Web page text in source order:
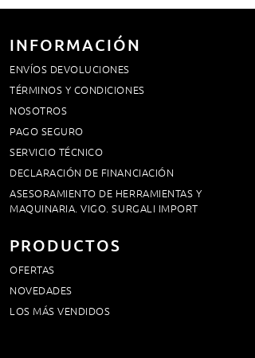
INFORMACIÓN
ENVÍOS DEVOLUCIONES
TÉRMINOS Y CONDICIONES
NOSOTROS
PAGO SEGURO
SERVICIO TÉCNICO
DECLARACIÓN DE FINANCIACIÓN
ASESORAMIENTO DE HERRAMIENTAS Y
MAQUINARIA. VIGO. SURGALI IMPORT
PRODUCTOS
OFERTAS
NOVEDADES
LOS MÁS VENDIDOS